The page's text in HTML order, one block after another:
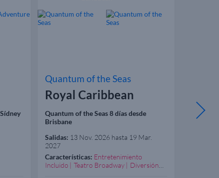
Quantum of the Seas
Royal Caribbean
Quantum of the Seas 8 días desde
Brisbane
Salidas: 13 Nov. 2026 hasta 19 Mar.
2027
Características: Entretenimiento
Incluido
Teatro Broadway
Diversión